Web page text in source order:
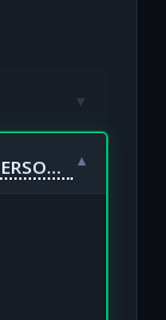
▾
VODAFONE ESPAÑA, S.A. UNIPERSONAL ▾